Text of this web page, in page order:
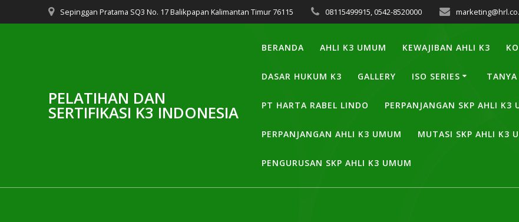
to
Sepinggan Pratama SQ3 No. 17 Balikpapan Kalimantan Timur 76115 08115499915, 0542-8520000
PELATIHAN DAN
SERTIFIKASI K3 INDONESIA
BERANDA AHLI K3 UMUM KEWAJIBAN AHLI K3
DASAR HUKUM K3 GALLERY ISO SERIES
PT HARTA RABEL LINDO PERPANJANGAN SKP AHLI K3
PERPANJANGAN AHLI K3 UMUM MUTASI SKP AHLI K3
PENGURUSAN SKP AHLI K3 UMUM